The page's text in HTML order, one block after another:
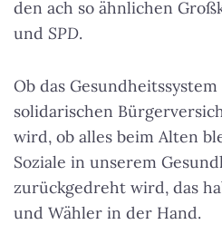
den ach so ähnlichen
und SPD.
Ob das
solidarischen
wird, ob alles beim Alten
Soziale in unserem
zurückgedreht wird, das
und Wähler in der Hand.